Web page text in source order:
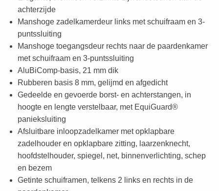
achterzijde
Manshoge zadelkamerdeur links met schuifraam en 3-
puntssluiting
Manshoge toegangsdeur rechts naar de paardenkamer
met schuifraam en 3-puntssluiting
AluBiComp-basis, 21 mm dik
Rubberen basis 8 mm, gelijmd en afgedicht
Gedeelde en gevoerde borst- en achterstangen, in
hoogte en lengte verstelbaar, met EquiGuard®
panieksluiting
Afsluitbare inloopzadelkamer met opklapbare
zadelhouder en opklapbare zitting, laarzenknecht,
hoofdstelhouder, spiegel, net, binnenverlichting, schep
en bezem
Getinte schuiframen, telkens 2 links en rechts in de